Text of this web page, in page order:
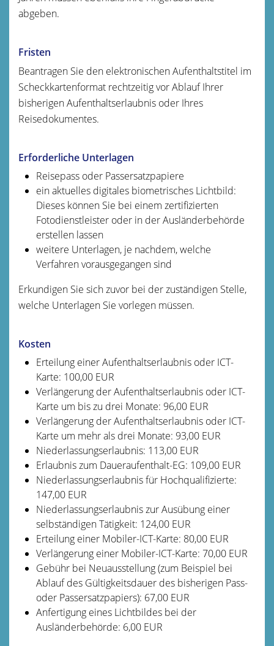
abgeben.
Fristen
Beantragen Sie den elektronischen Aufenthaltstitel im
Scheckkartenformat rechtzeitig vor Ablauf Ihrer
bisherigen Aufenthaltserlaubnis oder Ihres
Reisedokumentes.
Erforderliche Unterlagen
Reisepass oder Passersatzpapiere
einaktuelles digitales biometrisches Lichtbild:
Dieses können Sie bei einem zertifizierten
Fotodienstleister oder in der Ausländerbehörde
erstellen lassen
weitere Unterlagen, je nachdem, welche
Verfahren vorausgegangen sind
Erkundigen Sie sich zuvor bei der zuständigen Stelle,
welche Unterlagen Sie vorlegen müssen.
Kosten
Erteilung einer Aufenthaltserlaubnis oder ICT-
Karte: 100,00 EUR
Verlängerung der Aufenthaltserlaubnis oder ICT-
Karte um bis zu drei Monate: 96,00 EUR
Verlängerung der Aufenthaltserlaubnis oder ICT-
Karte um mehr als drei Monate: 93,00 EUR
Niederlassungserlaubnis: 113,00 EUR
Erlaubnis zum Daueraufenthalt-EG: 109,00 EUR
Niederlassungserlaubnis für Hochqualifizierte:
147,00 EUR
Niederlassungserlaubnis zur Ausübung einer
selbständigen Tätigkeit: 124,00 EUR
Erteilung einer Mobiler-ICT-Karte: 80,00 EUR
Verlängerung einer Mobiler-ICT-Karte: 70,00 EUR
Gebühr bei Neuausstellung (zum Beispiel bei
Ablauf des Gültigkeitsdauer des bisherigen Pass-
oder Passersatzpapiers): 67,00 EUR
Anfertigung eines Lichtbildes bei der
Ausländerbehörde: 6,00 EUR